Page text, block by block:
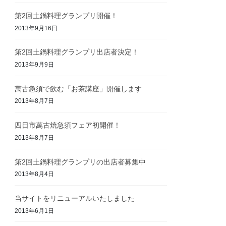
第2回土鍋料理グランプリ開催！
2013年9月16日
第2回土鍋料理グランプリ出店者決定！
2013年9月9日
萬古急須で飲む「お茶講座」開催します
2013年8月7日
四日市萬古焼急須フェア初開催！
2013年8月7日
第2回土鍋料理グランプリの出店者募集中
2013年8月4日
当サイトをリニューアルいたしました
2013年6月1日